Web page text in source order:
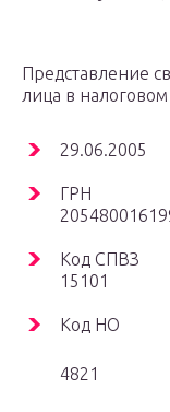
Представление
лица в
29.06.2005
ГРН
Код СПВЗ
15101
Код НО
4821